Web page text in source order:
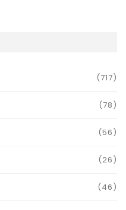
(717)
(78)
(56)
(26)
(46)